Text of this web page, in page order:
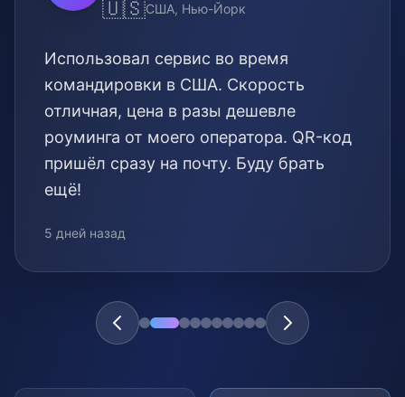
🇺🇸США, Нью-Йорк
Использовал сервис во время
командировки в США. Скорость
отличная, цена в разы дешевле
роуминга от моего оператора. QR-код
пришёл сразу на почту. Буду брать
ещё!
5 дней назад